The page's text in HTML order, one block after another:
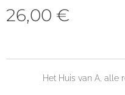
26,00 €
Het Huis van A, alle